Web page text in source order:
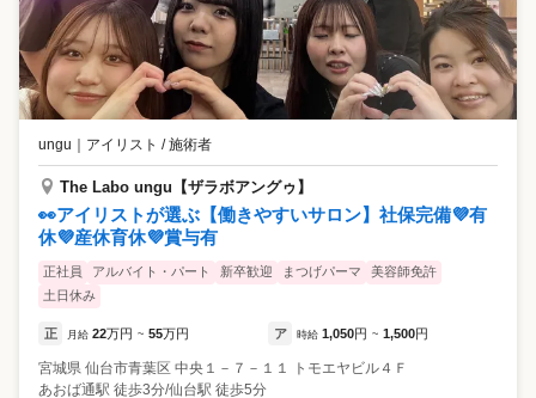
ungu アイリスト / 施術者
The Labo ungu【ザラボアングゥ】
👀アイリストが選ぶ【働きやすいサロン】社保完備💜有
休💜産休育休💜賞与有
正社員 アルバイト・パート 新卒歓迎 まつげパーマ
美容師免許
土日休み
正 月給 22万円 ~ 55万円 ア 時給 1,050円 ~ 1,500円
宮城県 仙台市青葉区 中央１－７－１１ トモエヤビル４Ｆ
あおば通駅 徒歩3分/仙台駅 徒歩5分